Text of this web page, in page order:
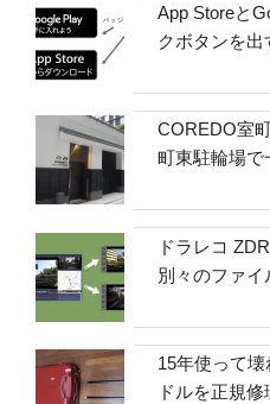
App Storeと
クボタンを出
COREDO室
町東駐輪場で
ドラレコ
別々のファ
15年使って
ドルを正規